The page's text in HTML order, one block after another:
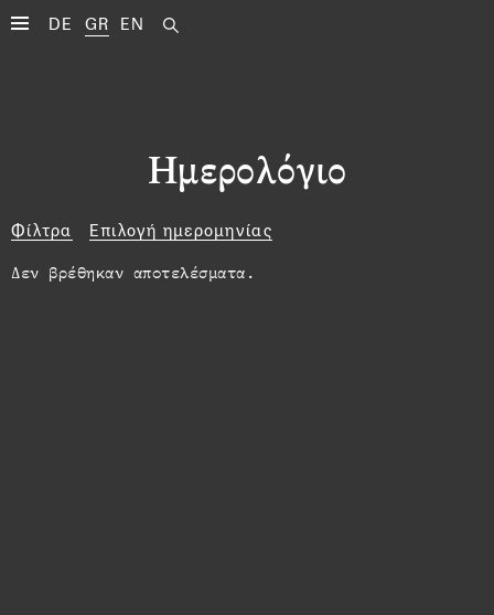
DE GR EN
Ημερολόγιο
Φίλτρα Επιλογή ημερομηνίας
Δεν βρέθηκαν αποτελέσματα.